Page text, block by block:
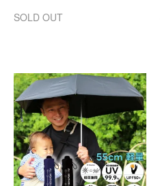
KOHAMA みなとみらい 横浜ト
SOLD OUT